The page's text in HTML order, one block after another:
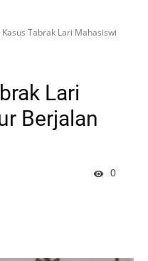
Tabrak Lari Mahasiswi
Lari
Berjalan
0